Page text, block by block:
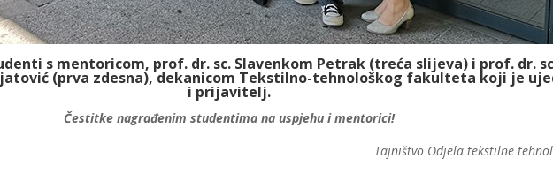
s mentoricom, prof. dr. sc. Slavenkom Petrak (treća slijeva) i prof. dr.
(prva zdesna), dekanicom Tekstilno-tehnološkog fakulteta koji je
i prijavitelj.
Čestitke nagrađenim studentima na uspjehu i mentorici!
Tajništvo Odjela tekstilne